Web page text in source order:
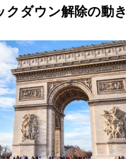
クダウン解除の動き